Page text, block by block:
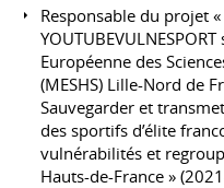
Responsable du projet
Européenne des
(MESHS) Lille-Nord de
Sauvegarder et
des sportifs d’élite
vulnérabilités et
Hauts-de-France »